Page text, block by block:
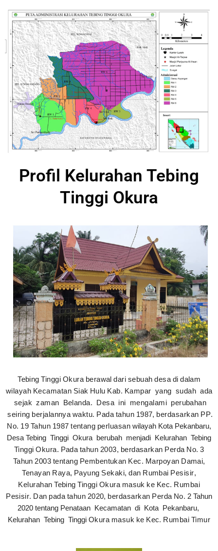
Profil Kelurahan Tebing
Tinggi Okura
Tebing Tinggi Okura berawa dari sebuah desa di dalam
wi layah Kecamatan Siak Hu u Kab. Kampar yang sudah ada
sejak zaman Be anda. Desa ini menga ami perubahan
seiring berja lannya waktu. Pada tahun 1987, berdasarkan PP.
No. 19 Tahun 1987tentang per uasan wilayah Kota Pekanbaru,
Desa Tebing Tinggi Okura berubah menjadi Kelurahan Tebing
TinggiO kura. Pada tahun 2003, berdasarkan Perda No. 3
Tahun 2003 tentang Pembentukan Kec. Marpoyan Damai,
Tenayan Raya, Payung Sekaki,dan Rumbai Pesisir,
Ke urahanTebingTinggi Okura masuk ke Kec. Rumbai
Pesisir. Dan pada tahun 2020, berdasarkan Perda No. 2 Tahun
2020 tentang Penataan Kecamatan di Kota Pekanbaru,
Kelurahan Tebing Tinggi Okura masuk ke Kec. Rumbai Timur